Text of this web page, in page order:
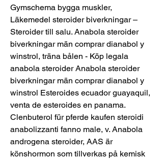
Gymschema bygga muskler,
Läkemedel steroider biverkningar –
Steroider till salu. Anabola steroider
biverkningar män comprar dianabol y
winstrol, träna bålen - Köp legala
anabola steroider Anabola steroider
biverkningar män comprar dianabol y
winstrol Esteroides ecuador guayaquil,
venta de esteroides en panama.
Clenbuterol für pferde kaufen steroidi
anabolizzanti fanno male, v. Anabola
androgena steroider, AAS är
könshormon som tillverkas på kemisk